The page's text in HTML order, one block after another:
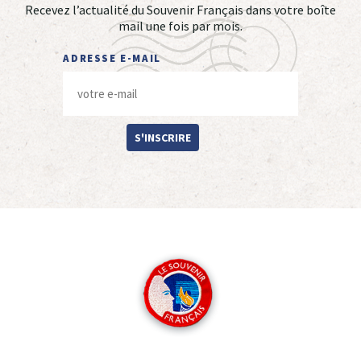
Recevez l’actualité du Souvenir Français dans votre boîte
mail une fois par mois.
ADRESSE E-MAIL
S'INSCRIRE